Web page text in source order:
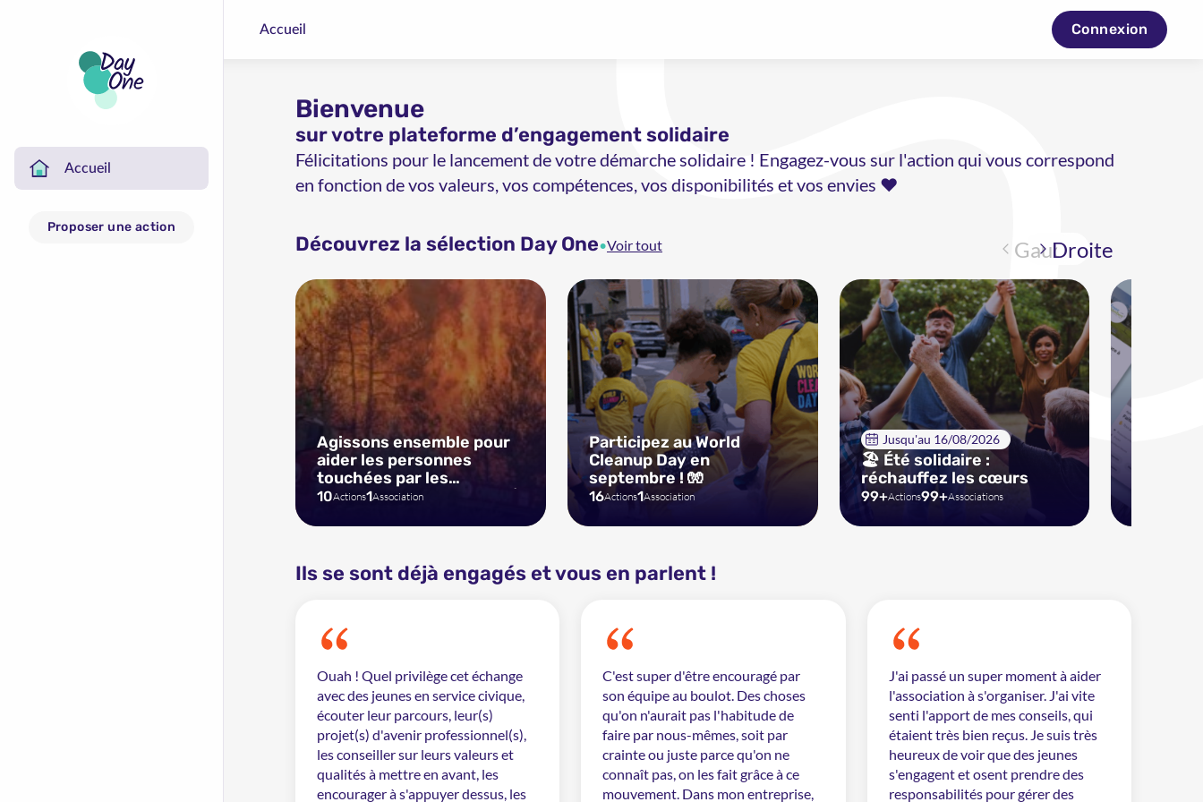
Accueil Connexion
Accueil
Proposer une action
Bienvenue
sur votre plateforme d’engagement solidaire
Félicitations pour le lancement de votre démarche solidaire ! Engagez-vous sur l'action qui vous correspond
en fonction de vos valeurs, vos compétences, vos disponibilités et vos envies ♥
Découvrez la sélection Day One•Voir tout Gauche
Droite
Agissons ensemble pour
aider les personnes
touchées par les
incendies en France ! ❤️‍🩹
10Actions1Association
Participez au World
Cleanup Day en
septembre ! 🧤
16Actions1Association
Jusqu'au 16/08/2026
🏖 Été solidaire :
réchauffez les cœurs
99+Actions99+Associations
Ils se sont déjà engagés et vous en parlent !
Ouah ! Quel privilège cet échange
avec des jeunes en service civique,
écouter leur parcours, leur(s)
projet(s) d'avenir professionnel(s),
les conseiller sur leurs valeurs et
qualités à mettre en avant, les
encourager à s'appuyer dessus, les
C'est super d'être encouragé par
son équipe au boulot. Des choses
qu'on n'aurait pas l'habitude de
faire par nous-mêmes, soit par
crainte ou juste parce qu'on ne
connaît pas, on les fait grâce à ce
mouvement. Dans mon entreprise,
J'ai passé un super moment à aider
l'association à s'organiser. J'ai vite
senti l'apport de mes conseils, qui
étaient très bien reçus. Je suis très
heureux de voir que des jeunes
s'engagent et osent prendre des
responsabilités pour gérer des